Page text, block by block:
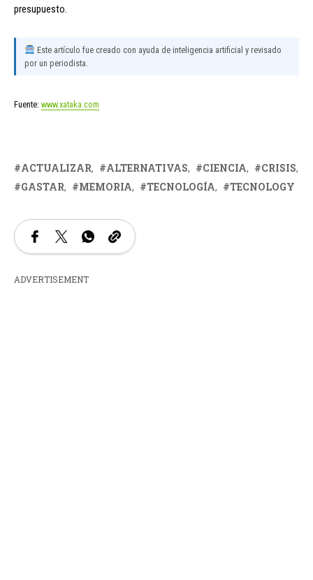
presupuesto.
Este artículo fue creado con ayuda de inteligencia artificial y revisado
por un periodista.
Fuente: www.xataka.com
ACTUALIZAR ALTERNATIVAS CIENCIA
CRISIS
GASTAR
MEMORIA TECNOLOGÍA TECNOLOGY
ADVERTISEMENT